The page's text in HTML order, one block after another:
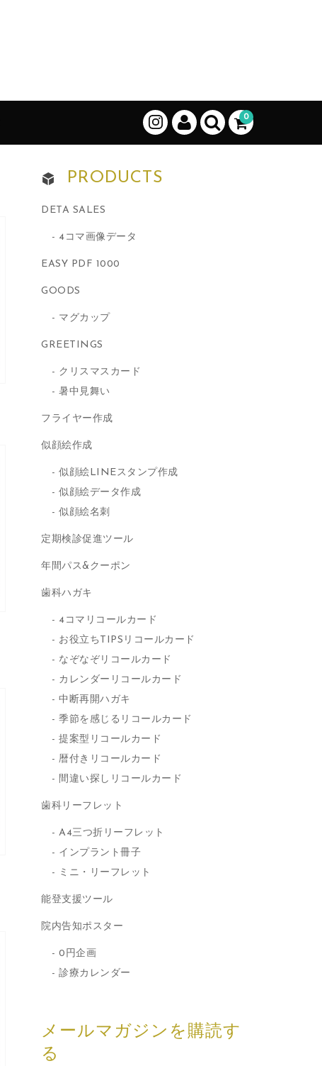
0
PRODUCTS
DETA SALES
4コマ画像データ
EASY PDF 1000
GOODS
マグカップ
GREETINGS
クリスマスカード
暑中見舞い
フライヤー作成
似顔絵作成
似顔絵LINEスタンプ作成
似顔絵データ作成
似顔絵名刺
定期検診促進ツール
年間パス&クーポン
歯科ハガキ
4コマリコールカード
お役立ちTIPSリコールカード
なぞなぞリコールカード
カレンダーリコールカード
中断再開ハガキ
季節を感じるリコールカード
提案型リコールカード
暦付きリコールカード
間違い探しリコールカード
歯科リーフレット
A4三つ折リーフレット
インプラント冊子
ミニ・リーフレット
能登支援ツール
院内告知ポスター
0円企画
診療カレンダー
メールマガジンを購読す
る